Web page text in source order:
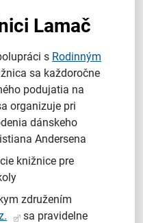
Lamač
s Rodinným
sa každoročne
podujatia na
organizuje pri
dánskeho
Andersena
knižnice pre
združením
sa pravidelne